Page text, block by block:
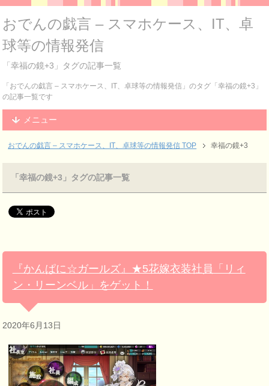
おでんの戯言 – スマホケース、IT、卓
球等の情報発信
「幸福の鏡+3」タグの記事一覧
「おでんの戯言 – スマホケース、IT、卓球等の情報発信」のタグ「幸福の鏡+3」
の記事一覧です
メニュー
おでんの戯言 – スマホケース、IT、卓球等の情報発信 TOP 幸福の鏡+3
「幸福の鏡+3」タグの記事一覧
『かんぱに☆ガールズ』★5花嫁衣装社員「リィ
ン・リーンベル」をゲット！
2020年6月13日